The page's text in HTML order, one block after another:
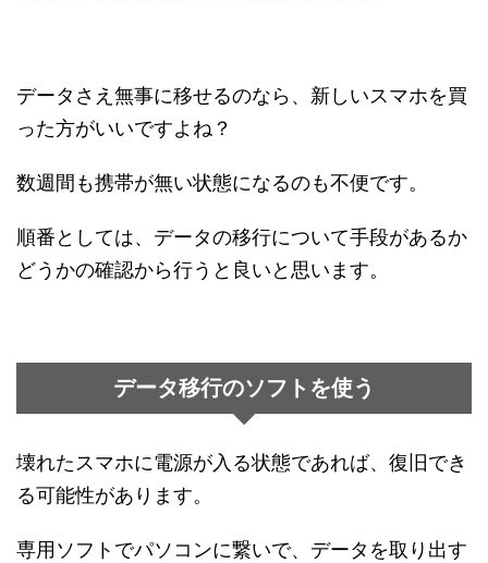
データさえ無事に移せるのなら、新しいスマホを買
った方がいいですよね？
数週間も携帯が無い状態になるのも不便です。
順番としては、データの移行について手段があるか
どうかの確認から行うと良いと思います。
データ移行のソフトを使う
壊れたスマホに電源が入る状態であれば、復旧でき
る可能性があります。
専用ソフトでパソコンに繋いで、データを取り出す